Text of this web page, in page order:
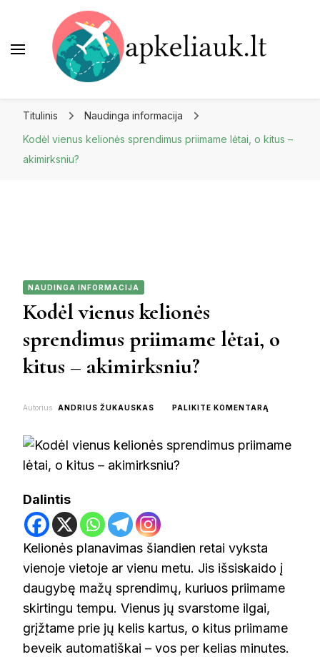
Titulinis
Naudinga informacija
Kodėl vienus kelionės sprendimus priimame lėtai, o kitus –
akimirksniu?
NAUDINGA INFORMACIJA
Kodėl vienus kelionės
sprendimus priimame lėtai, o
kitus – akimirksniu?
Autorius ANDRIUS ŽUKAUSKAS PALIKITE KOMENTARĄ
KELIONĖS
Dalintis
Kelionės planavimas šiandien retai vyksta
vienoje vietoje ar vienu metu. Jis išsiskaido į
daugybę mažų sprendimų, kuriuos priimame
skirtingu tempu. Vienus jų svarstome ilgai,
grįžtame prie jų kelis kartus, o kitus priimame
beveik automatiškai – vos per kelias minutes.